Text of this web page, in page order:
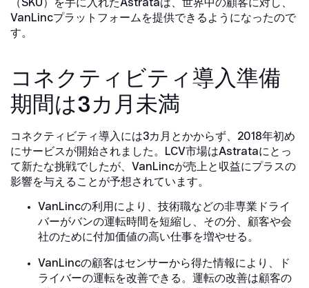
（SKU）を手に入れたAstrataは、世界中の顧客に対し、
VanLincプラットフォームを提供できるようになったので
す。
コネクティビティ導入準備
期間は3カ月未満
コネクティビティ導入には3カ月とかからず、2018年初め
にサービスが開始されました。LCV市場はAstrataにとっ
て新たな挑戦でしたが、VanLincが売上と収益にプラスの
影響を与えることが予想されています。
VanLincの利用により、技術職などの非専業ドライ
バーがバンの運転時間を短縮し、その分、顧客や会
社のために付加価値の高い仕事を増やせる。
VanLincの顧客はセンサーから得た情報により、ド
ライバーの運転を改善できる。運転の改善は顧客の